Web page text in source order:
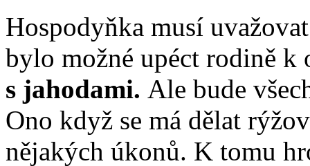
Hospodyňka musí
bylo možné upéct rodině k
s jahodami. Ale bude
Ono když se má dělat
nějakých úkonů. K tomu